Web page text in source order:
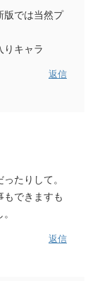
版では当然プ
りキャラ
返信
たりして。
もできますも
返信